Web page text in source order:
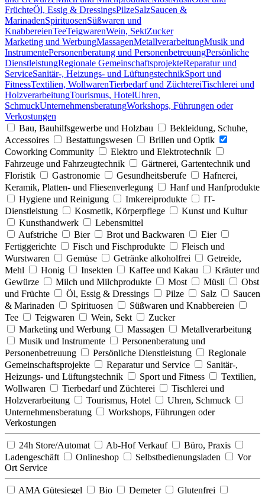
FrüchteÖl, Essig & DressingsPilzeSalzSaucen &
MarinadenSpirituosenSüßwaren und
KnabbereienTeeTeigwarenWein, SektZucker
Marketing und WerbungMassagenMetallverarbeitungMusik und
InstrumentePersonenberatung und PersonenbetreuungPersönliche
DienstleistungRegionale GemeinschaftsprojekteReparatur und
ServiceSanitär-, Heizungs- und LüftungstechnikSport und
FitnessTextilien, WollwarenTierbedarf und ZüchtereiTischlerei und
HolzverarbeitungTourismus, HotelUhren,
SchmuckUnternehmensberatungWorkshops, Führungen oder
Verkostungen
Bau, Bauhilfsgewerbe und Holzbau
Bekleidung, Schuhe,
Accessoires
Bestattungswesen
Brillen und Optik
Coworking Community
Elektro und Elektrotechnik
Fahrzeuge und Fahrzeugtechnik
Gärtnerei, Gartentechnik und
Floristik
Gastronomie Gesundheitsberufe
Hafnerei,
Keramik, Platten- und Fliesenverlegung
Hanf und Hanfprodukte
Hygiene und Reinigung
Imkereiprodukte
IT-
Dienstleistung
Kosmetik, Körperpflege
Kunst und Kultur
Kunsthandwerk
Lebensmittel
Aufstriche
Bier Brot und Backwaren
Eier
Fertiggerichte
Fisch und Fischprodukte
Fleisch und
Wurstwaren
Gemüse Getränke alkoholfrei
Getreide,
Mehl
Honig Insekten Kaffee und Kakau
Kräuter und
Gewürze
Milch und Milchprodukte Most Müsli
Obst
und Früchte
Öl, Essig & Dressings Pilze Salz
Saucen
& Marinaden
Spirituosen
Süßwaren und Knabbereien
Tee
Teigwaren Wein, Sekt
Zucker
Marketing und Werbung
Massagen
Metallverarbeitung
Musik und Instrumente
Personenberatung und
Personenbetreuung
Persönliche Dienstleistung
Regionale
Gemeinschaftsprojekte
Reparatur und Service
Sanitär-,
Heizungs- und Lüftungstechnik
Sport und Fitness
Textilien,
Wollwaren
Tierbedarf und Züchterei
Tischlerei und
Holzverarbeitung
Tourismus, Hotel
Uhren, Schmuck
Unternehmensberatung
Workshops, Führungen oder
Verkostungen
24h Store/Automat Ab-Hof Verkauf
Büro, Praxis
Ladengeschäft
Onlineshop Selbstbedienungsladen
Vor
Ort Service
AMA Gütesiegel Bio Demeter Glutenfrei